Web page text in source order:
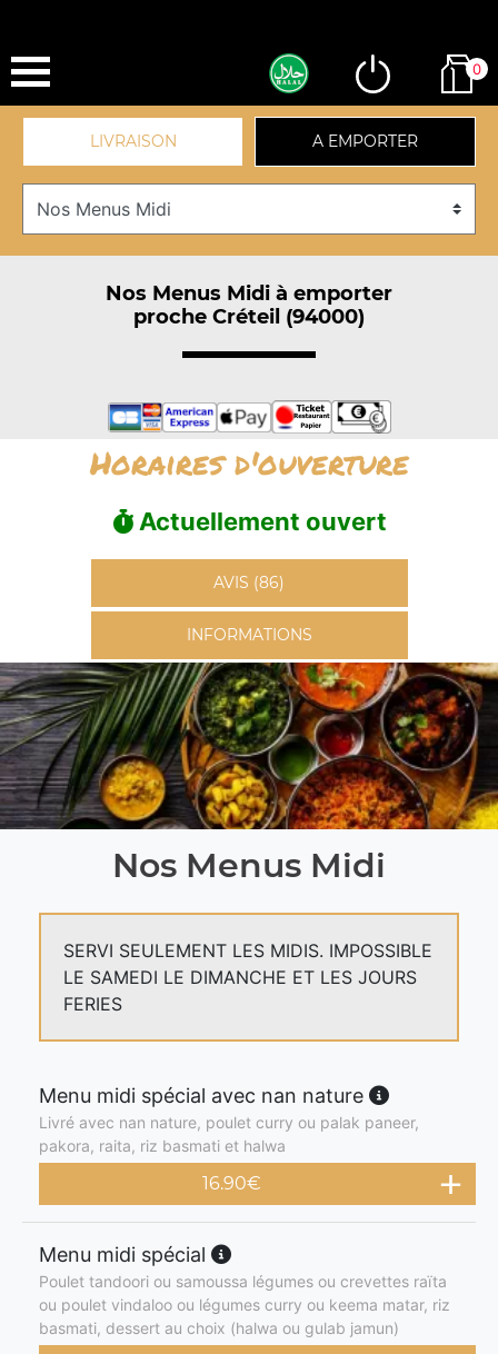
0
LIVRAISON A EMPORTER
Nos Menus Midi à emporter
proche Créteil (94000)
Horaires d'ouverture
Actuellement ouvert
AVIS (86)
INFORMATIONS
Nos Menus Midi
SERVI SEULEMENT LES MIDIS. IMPOSSIBLE
LE SAMEDI LE DIMANCHE ET LES JOURS
FERIES
Menu midi spécial avec nan nature
Livré avec nan nature, poulet curry ou palak paneer,
pakora, raita, riz basmati et halwa
16.90€
Menu midi spécial
Poulet tandoori ou samoussa légumes ou crevettes raïta
ou poulet vindaloo ou légumes curry ou keema matar, riz
basmati, dessert au choix (halwa ou gulab jamun)